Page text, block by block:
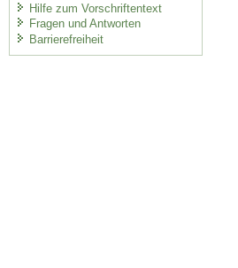
Hilfe zum Vorschriftentext
Fragen und Antworten
Barrierefreiheit